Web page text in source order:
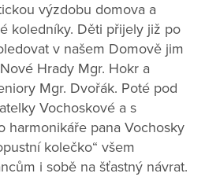
výzdobu domova a
koledníky. Děti přijely již po
v našem Domově jim
Hrady Mgr. Hokr a
Mgr. Dvořák. Poté pod
Vochoskové a s
harmonikáře pana Vochosky
kolečko“ všem
i sobě na šťastný návrat.